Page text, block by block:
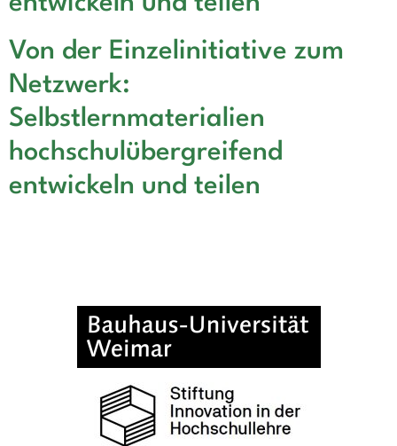
Von der Einzelinitiative zum
Netzwerk:
Selbstlernmaterialien
hochschulübergreifend
entwickeln und teilen